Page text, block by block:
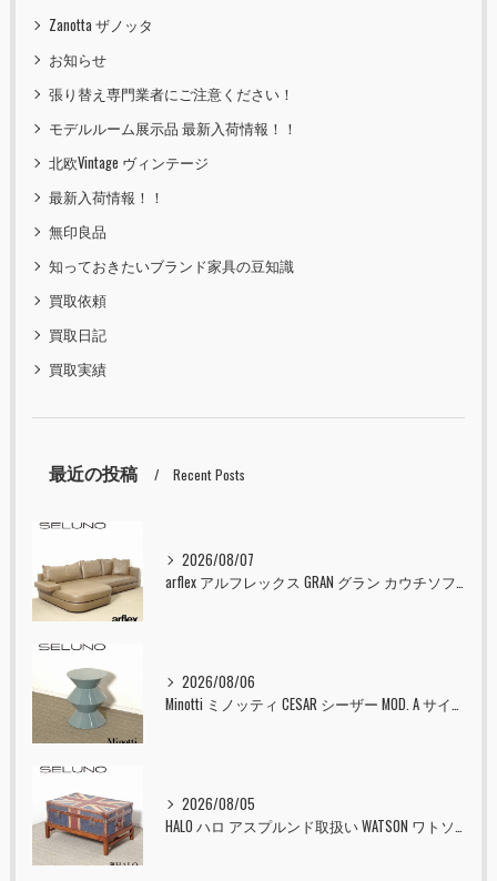
Zanotta ザノッタ
お知らせ
張り替え専門業者にご注意ください！
モデルルーム展示品 最新入荷情報！！
北欧Vintage ヴィンテージ
最新入荷情報！！
無印良品
知っておきたいブランド家具の豆知識
買取依頼
買取日記
買取実績
最近の投稿 Recent Posts
2026/08/07
2026/08/06
2026/08/05